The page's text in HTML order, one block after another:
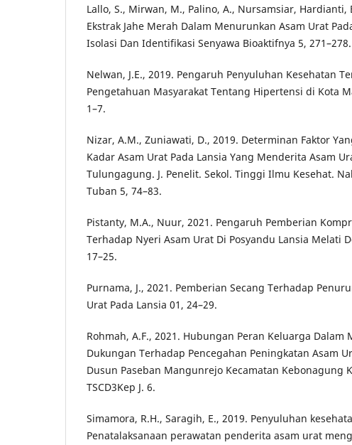
Lallo, S., Mirwan, M., Palino, A., Nursamsiar, Hardianti,
Ekstrak Jahe Merah Dalam Menurunkan Asam Urat
Isolasi Dan Identifikasi Senyawa Bioaktifnya 5, 271–278.
Nelwan, J.E., 2019. Pengaruh Penyuluhan Kesehatan
Pengetahuan Masyarakat Tentang Hipertensi di Kota
1–7.
Nizar, A.M., Zuniawati, D., 2019. Determinan Faktor
Kadar Asam Urat Pada Lansia Yang Menderita Asam
Tulungagung. J. Penelit. Sekol. Tinggi Ilmu Kesehat.
Tuban 5, 74–83.
Pistanty, M.A., Nuur, 2021. Pengaruh Pemberian
Terhadap Nyeri Asam Urat Di Posyandu Lansia Melati
17–25.
Purnama, J., 2021. Pemberian Secang Terhadap
Urat Pada Lansia 01, 24–29.
Rohmah, A.F., 2021. Hubungan Peran Keluarga Dalam
Dukungan Terhadap Pencegahan Peningkatan Asam
Dusun Paseban Mangunrejo Kecamatan Kebonagung
TSCD3Kep J. 6.
Simamora, R.H., Saragih, E., 2019. Penyuluhan
Penatalaksanaan perawatan penderita asam urat